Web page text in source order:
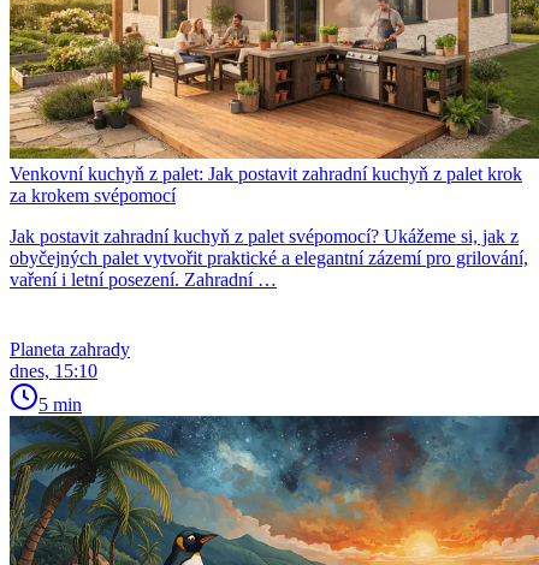
Venkovní kuchyň z palet: Jak postavit zahradní kuchyň z palet krok
za krokem svépomocí
Jak postavit zahradní kuchyň z palet svépomocí? Ukážeme si, jak z
obyčejných palet vytvořit praktické a elegantní zázemí pro grilování,
vaření i letní posezení. Zahradní …
Planeta zahrady
dnes, 15:10
5 min